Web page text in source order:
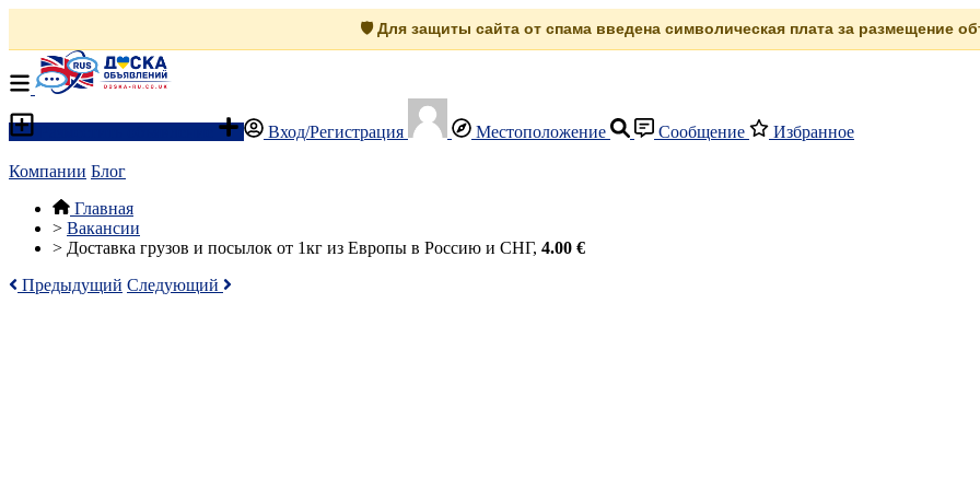
🛡️ Для защиты сайта от спама введена символическая плата за размещение
Вход/Регистрация Местоположение Сообщение Избранное
Компании Блог
Главная
> Вакансии
> Доставка грузов и посылок от 1кг из Европы в Россию и СНГ, 4.00 €
Предыдущий Следующий